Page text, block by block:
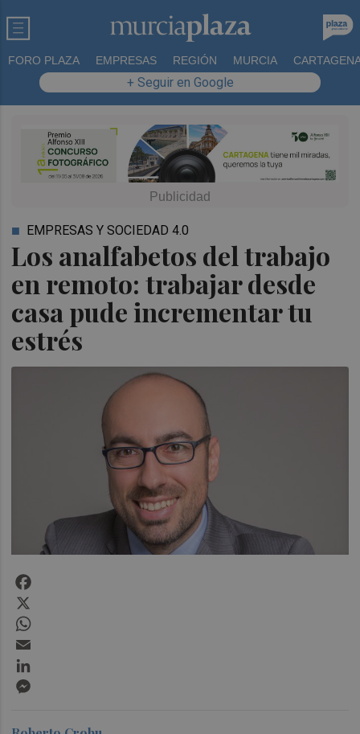
FORO PLAZA EMPRESAS REGIÓN MURCIA
+ Seguir en Google
Los analfabetos del trabajo
en remoto: trabajar desde
casa pude incrementar tu
estrés
EMPRESAS Y SOCIEDAD 4.0